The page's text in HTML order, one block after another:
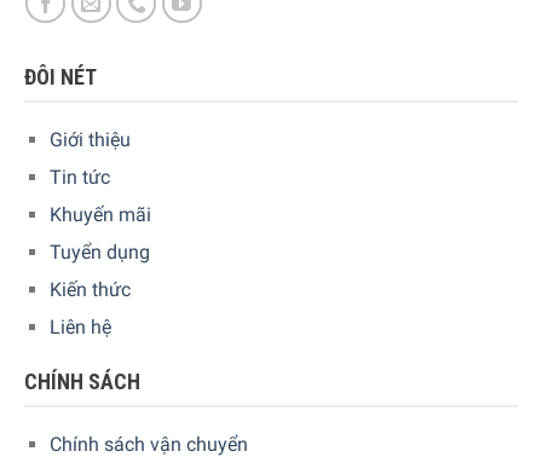
Dung tích:5 dung tích (0,85 L – 1,4 L – 2,7 L – 3,8 L – 5,2
Size 22 cm: Dài 22 cm (cả tay cầm) x Rộng 12 cm x Cao
4,5 cm
Size 25 cm: Dài 25 cm (cả tay cầm) x Rộng 15,5 cm x
Cao 5,5 cm
Size 32 cm: Dài 32 cm (cả tay cầm) x Rộng 20 cm x Cao
6,5 cm
Size 36 cm: Dài 36 cm (cả tay cầm) x Rộng 22 cm x Cao
Size 40 cm: Dài 40 cm (cả tay cầm) x Rộng 25,7 cm x
ĐÔI NÉT
Giới thiệu
Tin tức
Khuyến mãi
Tuyển dụng
Kiến thức
Liên hệ
CHÍNH SÁCH
Chính sách vận chuyển